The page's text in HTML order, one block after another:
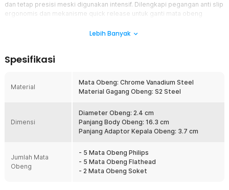
dan tetap presisi meski digunakan intensif. Dilengkapi pegangan anti slip
ergonomis dan mekanisme quick release untuk ganti mata obeng
profesional, hobiis, atau penggunaan harian. Praktis, kokoh, dan siap
Fitur
Nikmati kemudahan mengerjakan berbagai proyek berkat JS
IMPACT set obeng 13in1 yang menghadirkan satu gagang utama
perlu lagi membeli atau membawa banyak obeng terpisah untuk
setiap jenis baut. Cukup satu set ini di kotak perkakas, dan Anda
siap menangani baut Phillips, flathead, Torx, Hex, dan lainnya pada
tangga. Solusi hemat ruang dan praktis untuk Anda yang
mengutamakan efisiensi.
Pegangan Anti Slip Ergonomis
Lebih Banyak
Spesifikasi
Material
Mata Obeng: Chrome Vanadium Steel
Material Gagang Obeng: S2 Steel
Dimensi
Diameter Obeng: 2.4 cm
Panjang Body Obeng: 16.3 cm
Panjang Adaptor Kepala Obeng: 3.7 cm
Jumlah Mata
Obeng
- 5 Mata Obeng Philips
- 5 Mata Obeng Flathead
- 2 Mata Obeng Soket